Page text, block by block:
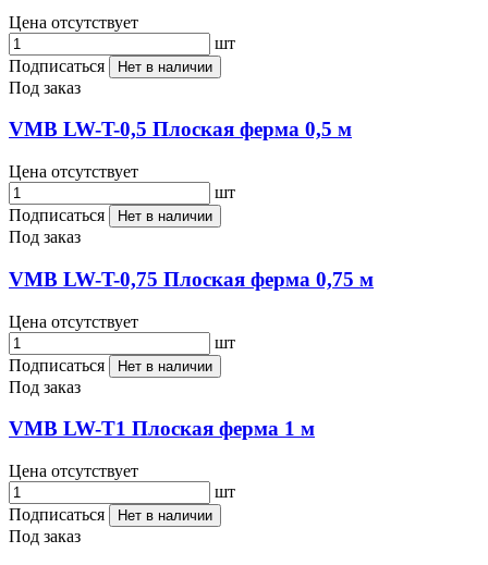
Цена отсутствует
шт
Подписаться
Нет в наличии
Под заказ
VMB LW-T-0,5 Плоская ферма 0,5 м
Цена отсутствует
шт
Подписаться
Нет в наличии
Под заказ
VMB LW-T-0,75 Плоская ферма 0,75 м
Цена отсутствует
шт
Подписаться
Нет в наличии
Под заказ
VMB LW-T1 Плоская ферма 1 м
Цена отсутствует
шт
Подписаться
Нет в наличии
Под заказ